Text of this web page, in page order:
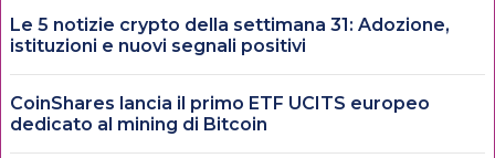
Le 5 notizie crypto della settimana 31: Adozione,
istituzioni e nuovi segnali positivi
CoinShares lancia il primo ETF UCITS europeo
dedicato al mining di Bitcoin